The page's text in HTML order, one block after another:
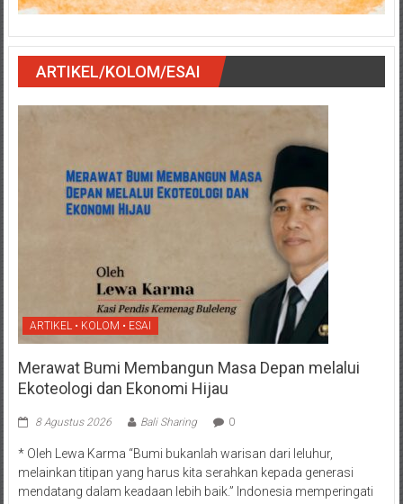
ARTIKEL/KOLOM/ESAI
ARTIKEL • KOLOM • ESAI
Merawat Bumi Membangun Masa Depan melalui
Ekoteologi dan Ekonomi Hijau
8 Agustus 2026 Bali Sharing 0
* Oleh Lewa Karma “Bumi bukanlah warisan dari leluhur,
melainkan titipan yang harus kita serahkan kepada generasi
mendatang dalam keadaan lebih baik.” Indonesia memperingati